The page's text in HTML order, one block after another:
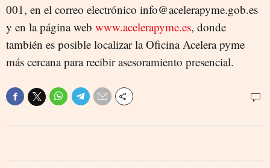
001, en el correo electrónico info@acelerapyme.gob.es
y en la página web www.acelerapyme.es, donde
también es posible localizar la Oficina Acelera pyme
más cercana para recibir asesoramiento presencial.